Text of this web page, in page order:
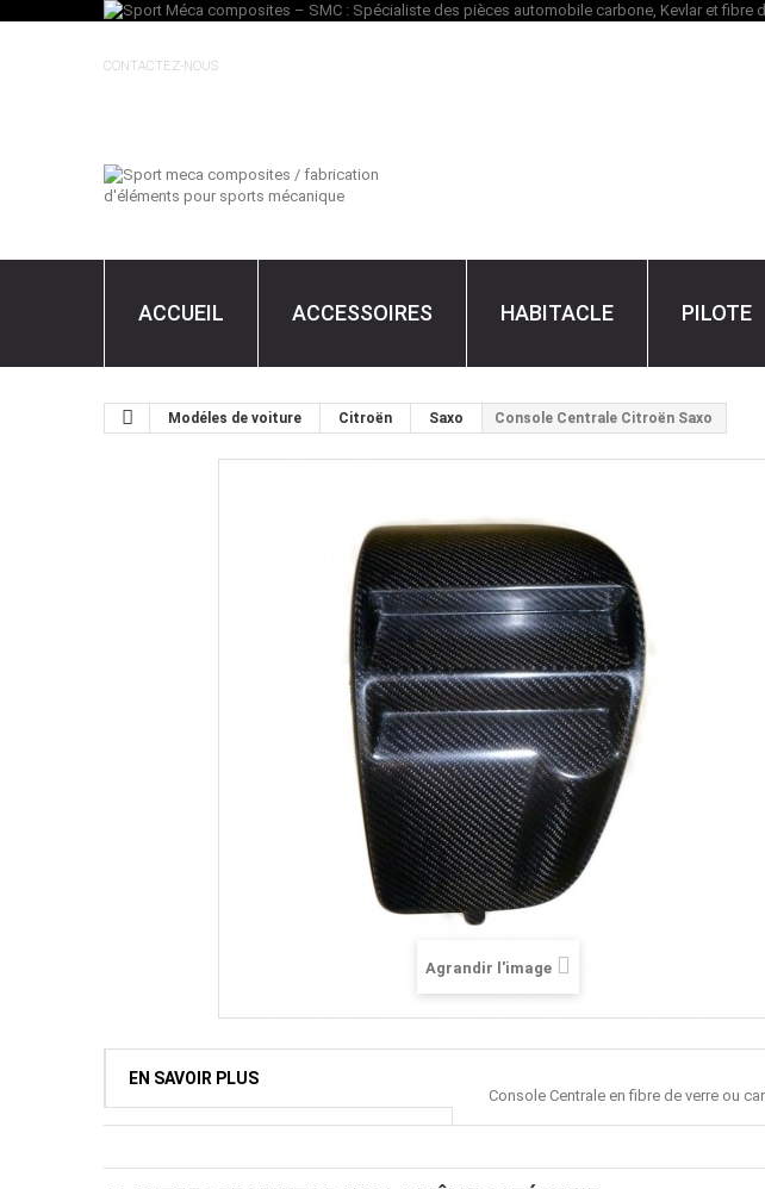
CONTACTEZ-NOUS
ACCUEIL ACCESSOIRES HABITACLE PILOTE
Modéles de voiture Citroën Saxo Console Centrale Citroën Saxo
Agrandir l'image
EN SAVOIR PLUS
Console Centrale en fibre de verre ou